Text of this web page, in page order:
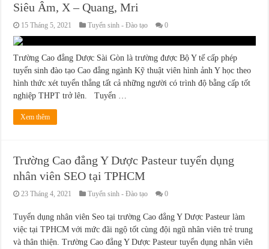
Siêu Âm, X – Quang, Mri
15 Tháng 5, 2021 Tuyển sinh - Đào tạo 0
Trường Cao đẳng Dược Sài Gòn là trường được Bộ Y tế cấp phép
tuyển sinh đào tạo Cao đẳng ngành Kỹ thuật viên hình ảnh Y học theo
hình thức xét tuyển thẳng tất cả những người có trình độ bằng cấp tốt
nghiệp THPT trở lên. Tuyển …
Xem thêm
Trường Cao đẳng Y Dược Pasteur tuyển dụng
nhân viên SEO tại TPHCM
23 Tháng 4, 2021 Tuyển sinh - Đào tạo 0
Tuyển dụng nhân viên Seo tại trường Cao đẳng Y Dược Pasteur làm
việc tại TPHCM với mức đãi ngộ tốt cùng đội ngũ nhân viên trẻ trung
và thân thiện. Trường Cao đẳng Y Dược Pasteur tuyển dụng nhân viên